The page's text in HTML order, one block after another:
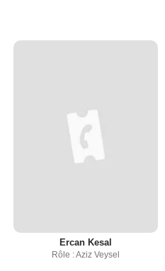
Ercan Kesal
Rôle : Aziz Veysel